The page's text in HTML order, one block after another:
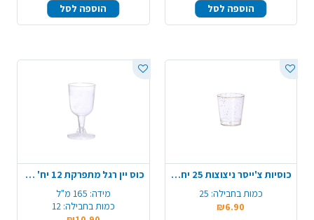
הוספה לסל
הוספה לסל
כוסיות צ'ייסר ניצוצות 25 יח' - זהב
כמות בחבילה: 25
₪6.90
כוס יין רגל מתפרקת 12 יח' - שקוף
מידה: 165 מ"ל
כמות בחבילה: 12